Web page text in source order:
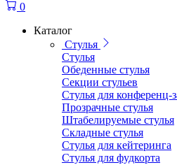
0
Каталог
Стулья
Стулья
Обеденные стулья
Секции стульев
Стулья для конференц-
Прозрачные стулья
Штабелируемые стулья
Складные стулья
Стулья для кейтеринга
Стулья для фудкорта